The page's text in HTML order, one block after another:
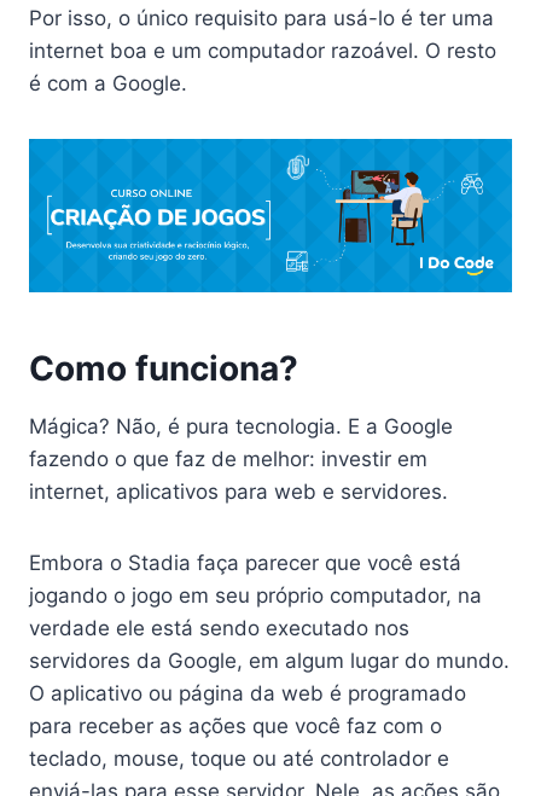
Por isso, o único requisito para usá-lo é ter uma
internet boa e um computador razoável. O resto
é com a Google.
Como funciona?
Mágica? Não, é pura tecnologia. E a Google
fazendo o que faz de melhor: investir em
internet, aplicativos para web e servidores.
Embora o Stadia faça parecer que você está
jogando o jogo em seu próprio computador, na
verdade ele está sendo executado nos
servidores da Google, em algum lugar do mundo.
O aplicativo ou página da web é programado
para receber as ações que você faz com o
teclado, mouse, toque ou até controlador e